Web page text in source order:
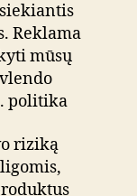
Reklama
mūsų
politika
riziką